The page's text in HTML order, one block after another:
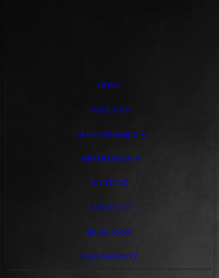
HOME
ÜBER UNS
LEISTUNGSBILD
REFERENZEN
KONTAKT
AKTUELLES
IMPRESSUM
DATENSCHUTZ